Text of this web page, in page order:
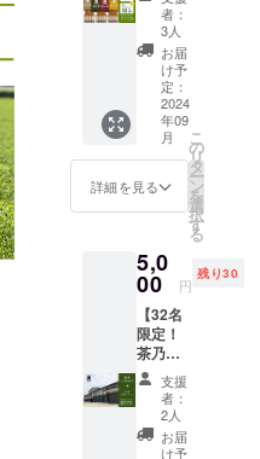
バッグ
入り×2
袋 ・オ
リジナ
ティー
バッグ
（紅
茶）：
3g×15
リジナ
ル
ティー
バッグ
（烏龍
茶）：
3g×15
バッグ
入り×2
袋 賞味
袋（60
日分）
・抹茶
クラフ
トエー
ル：
330ml×
2本 賞
味期限
・全て
年間
（裏面
記載）
保存方
法 ・直
射日
光、高
温多湿
を避け
て保存
してく
ト
割！】
抹茶ク
ラフト
エール
（12本
セッ
ト）×オ
リジナ
ル前掛
け 通常
価格
円 ↓
セット
割価格
15,480
円 内容
量 ・抹
茶クラ
フト
エー
ル：
330ml×
者：
3人
お届
け予
定：
2024
年09
月
詳細を見る
こ
の
リ
タ
ー
ン
を
選
択
す
る
5,0
00 円
残り30
【32名
限定！
茶乃美
プロテ
イン試
飲会付
き！】
碾茶工
支援
者：
2人
お届
け予